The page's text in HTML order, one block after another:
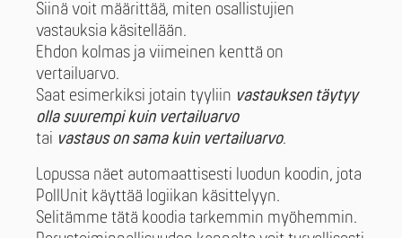
Siinä voit määrittää, miten osallistujien
vastauksia käsitellään.
Ehdon kolmas ja viimeinen kenttä on
vertailuarvo.
Saat esimerkiksi jotain tyyliin vastauksen täytyy
olla suurempi kuin vertailuarvo
tai vastaus on sama kuin vertailuarvo.
Lopussa näet automaattisesti luodun koodin, jota
PollUnit käyttää logiikan käsittelyyn.
Selitämme tätä koodia tarkemmin myöhemmin.